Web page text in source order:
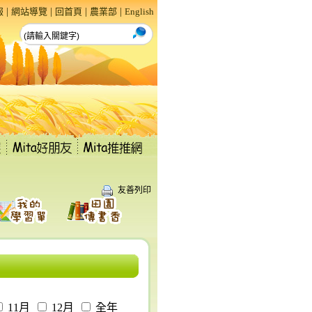
| 網站導覽 | 回首頁 | 農業部 | English
友善列印
11月 12月 全年